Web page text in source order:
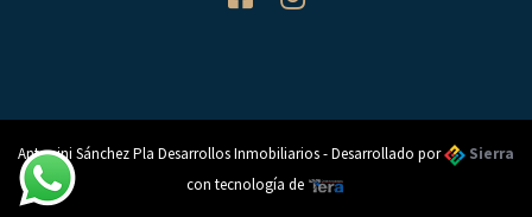
Antonini Sánchez Pla Desarrollos Inmobiliarios - Desarrollado por
Sierra
con tecnología de